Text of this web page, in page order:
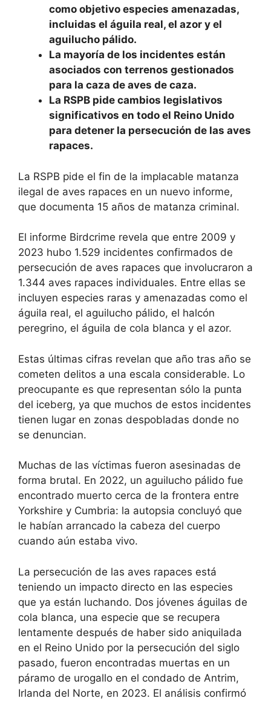
como objetivo especies amenazadas,
incluidas el águila real, el azor y el
aguilucho pálido.
La mayoría de los incidentes están
asociados con terrenos gestionados
para la caza de aves de caza.
La RSPB pide cambios legislativos
significativos en todo el Reino Unido
para detener la persecución de las aves
rapaces.
La RSPB pide el fin de la implacable matanza
ilegal de aves rapaces en un nuevo informe,
que documenta 15 años de matanza criminal.
El informe Birdcrime revela que entre 2009 y
2023 hubo 1.529 incidentes confirmados de
persecución de aves rapaces que involucraron a
1.344 aves rapaces individuales. Entre ellas se
incluyen especies raras y amenazadas como el
águila real, el aguilucho pálido, el halcón
peregrino, el águila de cola blanca y el azor.
Estas últimas cifras revelan que año tras año se
cometen delitos a una escala considerable. Lo
preocupante es que representan sólo la punta
del iceberg, ya que muchos de estos incidentes
tienen lugar en zonas despobladas donde no
se denuncian.
Muchas de las víctimas fueron asesinadas de
forma brutal. En 2022, un aguilucho pálido fue
encontrado muerto cerca de la frontera entre
Yorkshire y Cumbria: la autopsia concluyó que
le habían arrancado la cabeza del cuerpo
cuando aún estaba vivo.
La persecución de las aves rapaces está
teniendo un impacto directo en las especies
que ya están luchando. Dos jóvenes águilas de
cola blanca, una especie que se recupera
lentamente después de haber sido aniquilada
en el Reino Unido por la persecución del siglo
pasado, fueron encontradas muertas en un
páramo de urogallo en el condado de Antrim,
Irlanda del Norte, en 2023. El análisis confirmó